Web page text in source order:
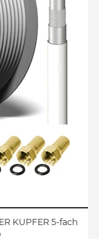
KUPFER 5-fach